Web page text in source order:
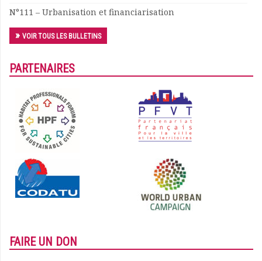
N°111 – Urbanisation et financiarisation
VOIR TOUS LES BULLETINS
PARTENAIRES
FAIRE UN DON